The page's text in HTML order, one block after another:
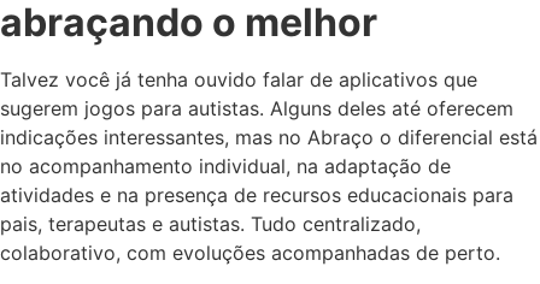
abraçando o melhor
Talvez você já tenha ouvido falar de aplicativos que
sugerem jogos para autistas. Alguns deles até oferecem
indicações interessantes, mas no Abraço o diferencial está
no acompanhamento individual, na adaptação de
atividades e na presença de recursos educacionais para
pais, terapeutas e autistas. Tudo centralizado,
colaborativo, com evoluções acompanhadas de perto.